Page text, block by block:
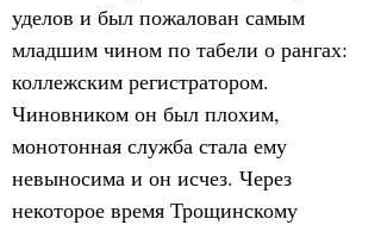
уделов и был пожалован самым
младшим чином по табели о рангах:
коллежским регистратором.
Чиновником он был плохим,
монотонная служба стала ему
невыносима и он исчез. Через
некоторое время Трощинскому